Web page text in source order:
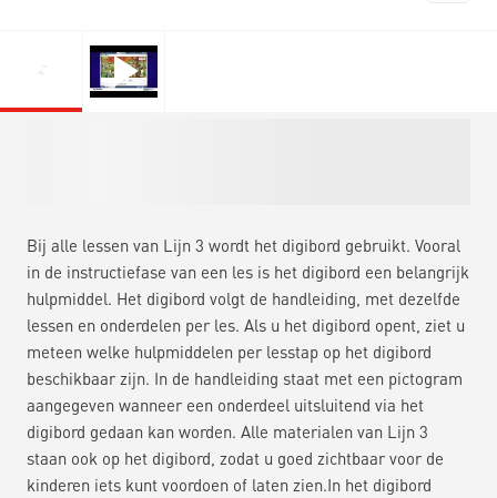
Bij alle lessen van Lijn 3 wordt het digibord gebruikt. Vooral
in de instructiefase van een les is het digibord een belangrijk
hulpmiddel. Het digibord volgt de handleiding, met dezelfde
lessen en onderdelen per les. Als u het digibord opent, ziet u
meteen welke hulpmiddelen per lesstap op het digibord
beschikbaar zijn. In de handleiding staat met een pictogram
aangegeven wanneer een onderdeel uitsluitend via het
digibord gedaan kan worden. Alle materialen van Lijn 3
staan ook op het digibord, zodat u goed zichtbaar voor de
kinderen iets kunt voordoen of laten zien.In het digibord